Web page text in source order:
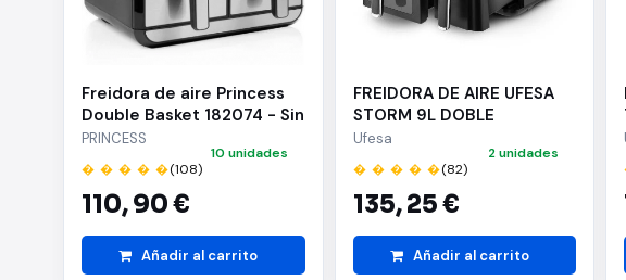
Freidora de aire Princess
Double Basket 182074 - Sin
aceite | 2400W |
Capacidad 8L | Cocina
saludable y eficiente
PRINCESS
� � � � �(108)
110,90 €
10 unidades
Añadir al carrito
FREIDORA DE AIRE UFESA
STORM 9L DOBLE
Ufesa
� � � � �(82)
135,25 €
2 unidades
Añadir al carrito